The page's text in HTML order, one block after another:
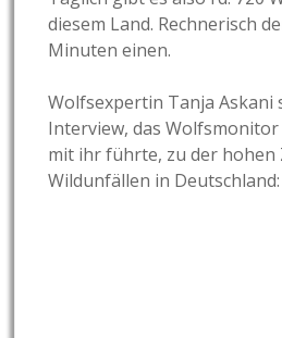
diesem Land. Rechnerisch
Minuten einen.
Wolfsexpertin Tanja Askani
Interview, das
mit ihr führte, zu der hohen
Wildunfällen in Deutschland: